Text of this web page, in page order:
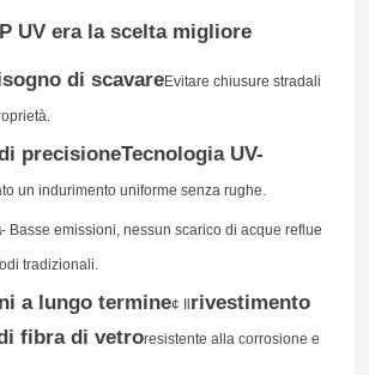
un messaggio
UV era la scelta migliore
di scavareEvitare chiusure stradali
precisioneTecnologia UV-
un indurimento uniforme senza rughe.
- Basse emissioni, nessun scarico di acque reflue
tradizionali.
a lungo termine¢ Ilrivestimento
fibra di vetroresistente alla corrosione e